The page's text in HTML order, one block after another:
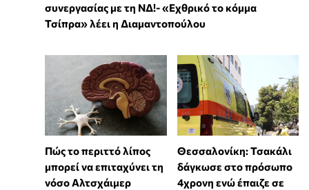
συνεργασίας με τη ΝΔ!- «Εχθρικό το κόμμα
Τσίπρα» λέει η Διαμαντοπούλου
Πώς το περιττό λίπος
μπορεί να επιταχύνει τη
νόσο Αλτσχάιμερ
Θεσσαλονίκη: Τσακάλι
δάγκωσε στο πρόσωπο
4χρονη ενώ έπαιζε σε